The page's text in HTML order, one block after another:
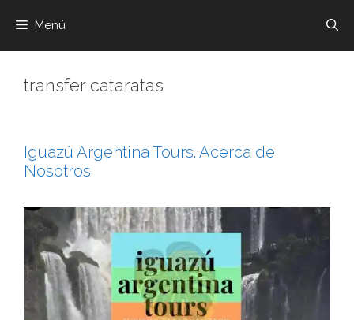
Menú
transfer cataratas
Iguazú Argentina Tours. Acerca de
Nosotros